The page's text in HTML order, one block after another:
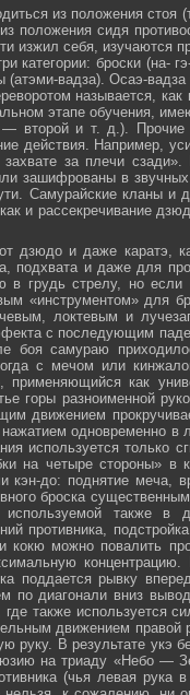
из положения стоя
положения сидя
изжил себя, изучаются
категории: броски (на-
(атэми-вадза). Осаэ-
называется,
этапе обучения,
второй и т. д.).
действия. Например,
за плечи сзади».
зашифрованы в
Самурайские кланы и
и рассекречивание
дзюдо и даже каратэ,
подхвата и даже для
в грудь стрелу, но
«инструментом» для
локтевым и
с последующим
боя самураю
с мечом или
применяющийся как
горы разноименной
движением
одновременно в
используется только
на четыре стороны»
кэн-до: поднятие меча,
броска
используемой также
противника,
кокю можно повалить
поддается рывку
по диагонали вниз
где также используется
движением правой
руку. В результате укэ
на триаду «Небо —
(чья левая рука